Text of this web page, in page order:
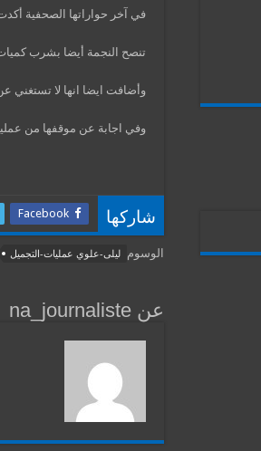
في آخر حواراتها الصحفية
تنصح النجمة أيضا بشرب
وأضافت ايضا انها لا تستغني
وفي اجابة عن موقفها من
شاركها Facebook
الوسوم ليلى-علوي عمليات-التجميل
عن na_journaliste